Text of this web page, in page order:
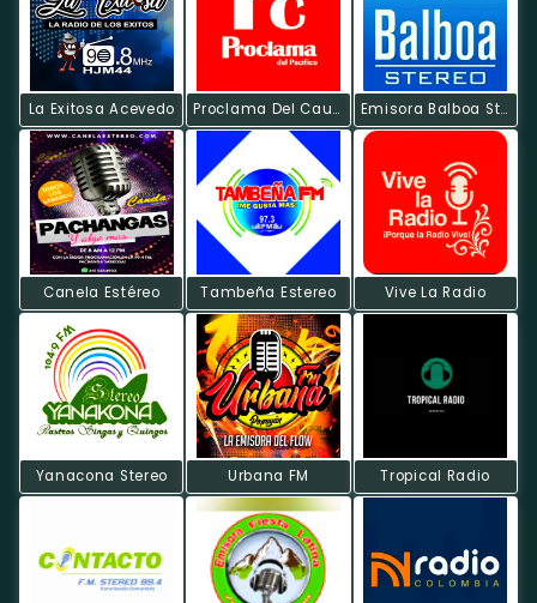
La Exitosa Acevedo Proclama Del Cauca Radio Emisora Balboa Stereo
Canela Estéreo Tambeña Estereo Vive La Radio
Yanacona Stereo Urbana FM Tropical Radio